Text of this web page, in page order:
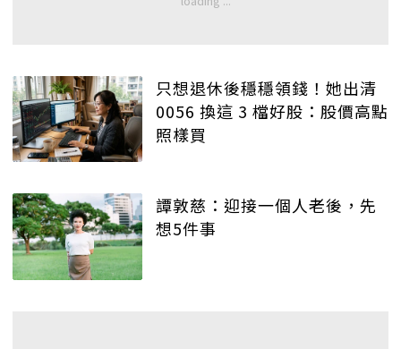
只想退休後穩穩領錢！她出清
0056 換這 3 檔好股：股價高點
照樣買
譚敦慈：迎接一個人老後，先
想5件事